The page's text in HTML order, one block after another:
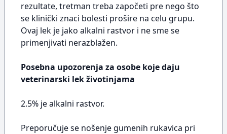
rezultate, tretman treba započeti pre nego što
se klinički znaci bolesti prošire na celu grupu.
Ovaj lek je jako alkalni rastvor i ne sme se
primenjivati nerazblažen.
Posebna upozorenja za osobe koje daju
veterinarski lek životinjama
2.5% je alkalni rastvor.
Preporučuje se nošenje gumenih rukavica pri